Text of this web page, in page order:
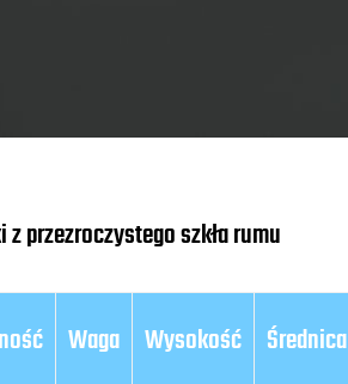
przezroczystego szkła rumu
Waga Wysokość Średnica